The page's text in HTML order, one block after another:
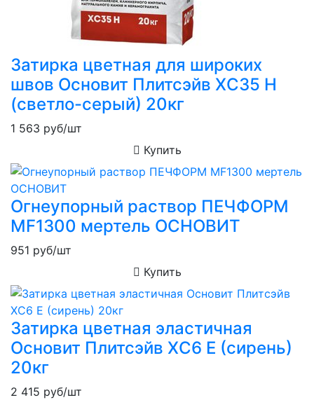
Затирка цветная для широких
швов Основит Плитсэйв XC35 H
(светло-серый) 20кг
1 563 руб/шт
Купить
Огнеупорный раствор ПЕЧФОРМ
MF1300 мертель ОСНОВИТ
951 руб/шт
Купить
Затирка цветная эластичная
Основит Плитсэйв XC6 E (сирень)
20кг
2 415 руб/шт